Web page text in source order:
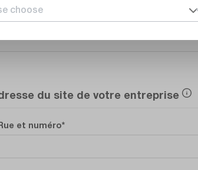
du site de votre entreprise
et numéro